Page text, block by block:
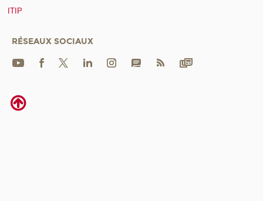
ITIP
RÉSEAUX SOCIAUX